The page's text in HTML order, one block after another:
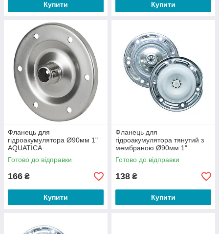
Купити Купити
Фланець для
гідроакумулятора Ø90мм 1"
AQUATICA
Готово до відправки
166 ₴
Купити
Фланець для
гідроакумулятора тянутий з
мембраною Ø90мм 1"
AQUATICA
Готово до відправки
138 ₴
Купити